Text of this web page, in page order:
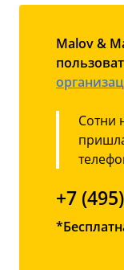
Malov &
Сотни
+7